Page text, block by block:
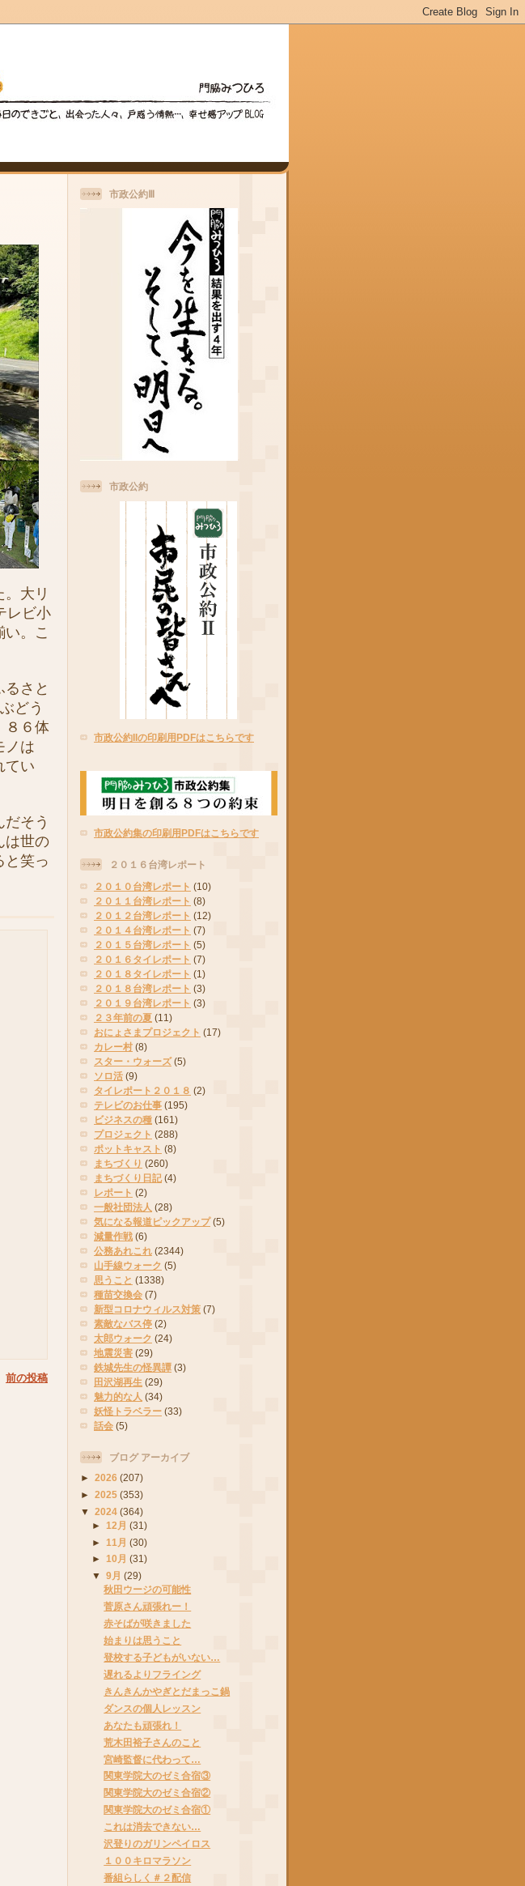
大リ
レビ小
い。こ
さと
どう
８６体
ノは
てい
そう
は世の
と笑っ
前の投稿
市政公約Ⅲ
市政公約
市政公約IIの印刷用PDFはこちらです
市政公約集の印刷用PDFはこちらです
２０１６台湾レポート
２０１０台湾レポート (10)
２０１１台湾レポート (8)
２０１２台湾レポート (12)
２０１４台湾レポート (7)
２０１５台湾レポート (5)
２０１６タイレポート (7)
２０１８タイレポート (1)
２０１８台湾レポート (3)
２０１９台湾レポート (3)
２３年前の夏 (11)
おにょさまプロジェクト (17)
カレー村 (8)
スター・ウォーズ (5)
ソロ活 (9)
タイレポート２０１８ (2)
テレビのお仕事 (195)
ビジネスの種 (161)
プロジェクト (288)
ポットキャスト (8)
まちづくり (260)
まちづくり日記 (4)
レポート (2)
一般社団法人 (28)
気になる報道ピックアップ (5)
減量作戦 (6)
公務あれこれ (2344)
山手線ウォーク (5)
思うこと (1338)
種苗交換会 (7)
新型コロナウィルス対策 (7)
素敵なバス停 (2)
太郎ウォーク (24)
地震災害 (29)
鉄城先生の怪異譚 (3)
田沢湖再生 (29)
魅力的な人 (34)
妖怪トラベラー (33)
話会 (5)
ブログ アーカイブ
► 2026 (207)
► 2025 (353)
▼ 2024 (364)
► 12月(31)
► 11月(30)
► 10月(31)
▼9月(29)
秋田ウージの可能性
菅原さん頑張れー！
赤そばが咲きました
始まりは思うこと
登校する子どもがいない…
遅れるよりフライング
きんきんかやぎとだまっこ鍋
ダンスの個人レッスン
あなたも頑張れ！
荒木田裕子さんのこと
宮崎監督に代わって…
関東学院大のゼミ合宿③
関東学院大のゼミ合宿②
関東学院大のゼミ合宿①
これは消去できない…
沢登りのガリンペイロス
１００キロマラソン
番組らしく＃２配信